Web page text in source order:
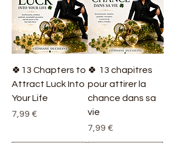
🍀13 Chapters to
Attract Luck Into
Your Life
Preis
7,99 €
🍀 13 chapitres
pour attirer la
chance dans sa
vie
Preis
7,99 €